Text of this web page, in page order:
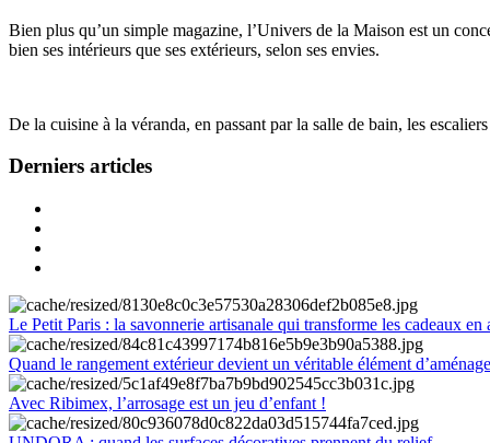
Bien plus qu’un simple magazine, l’Univers de la Maison est un
bien ses intérieurs que ses extérieurs, selon ses envies.
De la cuisine à la véranda, en passant par la salle de bain, les
Derniers articles
Le Petit Paris : la savonnerie artisanale qui transforme les cadeaux en
Quand le rangement extérieur devient un véritable élément
Avec Ribimex, l’arrosage est un jeu d’enfant !